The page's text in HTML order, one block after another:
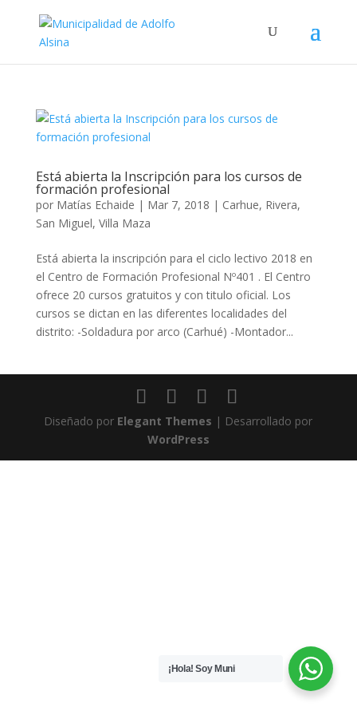
Está abierta la Inscripción para los cursos de
formación profesional
por Matías Echaide | Mar 7, 2018 | Carhue, Rivera,
San Miguel, Villa Maza
Está abierta la inscripción para el ciclo lectivo 2018 en
el Centro de Formación Profesional Nº401 . El Centro
ofrece 20 cursos gratuitos y con titulo oficial. Los
cursos se dictan en las diferentes localidades del
distrito: -Soldadura por arco (Carhué) -Montador...
Diseñado por Elegant Themes | Desarrollado por
WordPress
¡Hola! Soy Muni